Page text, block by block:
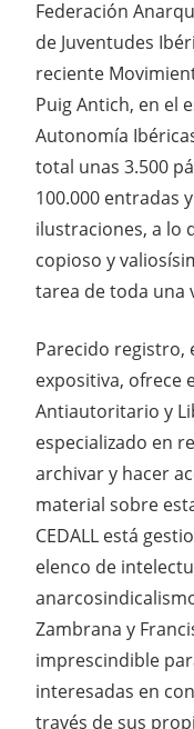
Federación
de Juventudes
reciente
Puig Antich, en el
Autonomía
total unas 3.500
100.000 entradas
ilustraciones, a lo
copioso y
tarea de toda una
Parecido registro,
expositiva, ofrece
Antiautoritario y
especializado en
archivar y hacer
material sobre
CEDALL está
elenco de
Zambrana y
imprescindible
interesadas en
través de sus